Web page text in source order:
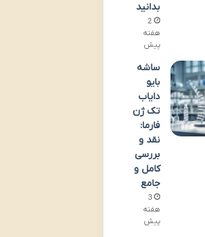
بدانید
2
هفته
پیش
ساشه
بایو
دایاب
تک ژن
فارما:
نقد و
بررسی
کامل و
جامع
3
هفته
پیش